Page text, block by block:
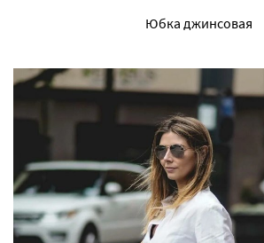
Юбка джинсовая